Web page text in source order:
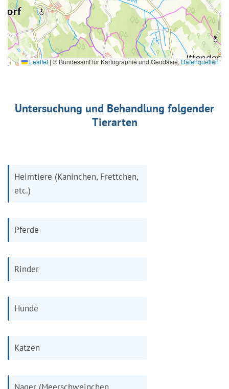
Leaflet | © Bundesamt für Kartographie und Geodäsie, Datenquellen
Untersuchung und Behandlung folgender
Tierarten
Heimtiere (Kaninchen, Frettchen,
etc.)
Pferde
Rinder
Hunde
Katzen